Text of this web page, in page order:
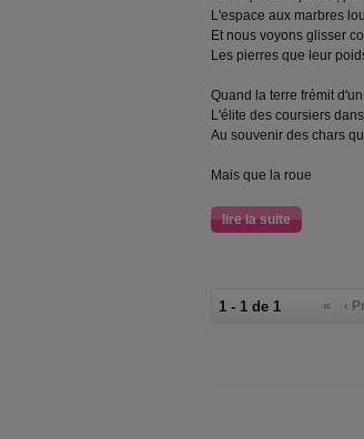
L'espace aux marbres
Et nous voyons glisser
Les pierres que leur
Quand la terre frémit
L'élite des coursiers
Au souvenir des chars
Mais que la roue
lire la suite
1 - 1 de 1 « ‹